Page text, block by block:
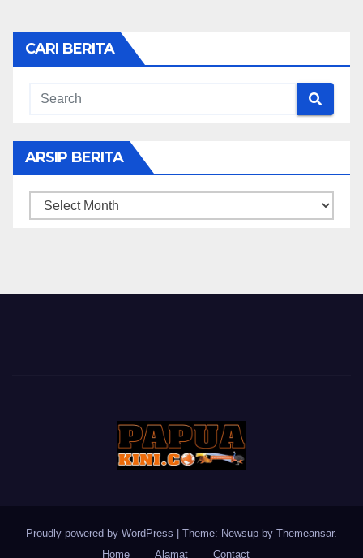
CARI BERITA
ARSIP BERITA
ARSIP
Proudly powered by WordPress Theme: Newsup by Themeansar.
Home
Alamat Contact